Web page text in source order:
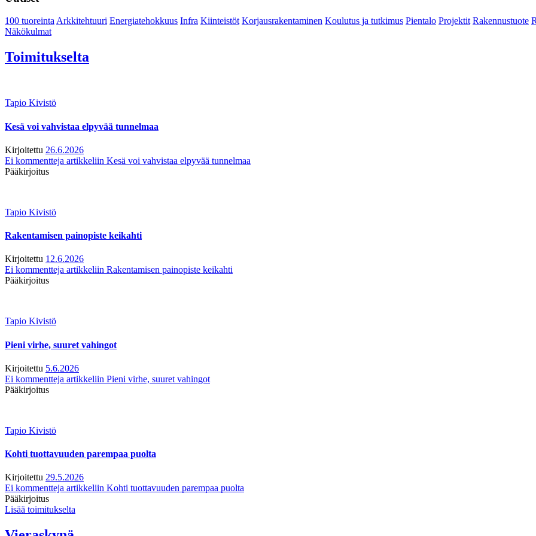
100 tuoreintaArkkitehtuuri Energiatehokkuus Infra Kiinteistöt Korjausrakentaminen Koulutus ja tutkimus Pientalo Projektit Rakennustuote
Näkökulmat
Toimitukselta
Tapio Kivistö
Kesä voi vahvistaa elpyvää tunnelmaa
Kirjoitettu 26.6.2026
Ei kommentteja artikkeliin Kesä voi vahvistaa elpyvää tunnelmaa
Pääkirjoitus
Tapio Kivistö
Rakentamisen painopiste keikahti
Kirjoitettu 12.6.2026
Ei kommentteja artikkeliin Rakentamisen painopiste keikahti
Pääkirjoitus
Tapio Kivistö
Pieni virhe, suuret vahingot
Kirjoitettu 5.6.2026
Ei kommentteja artikkeliin Pieni virhe, suuret vahingot
Pääkirjoitus
Tapio Kivistö
Kohti tuottavuuden parempaa puolta
Kirjoitettu 29.5.2026
Ei kommentteja artikkeliin Kohti tuottavuuden parempaa puolta
Pääkirjoitus
Lisää toimitukselta